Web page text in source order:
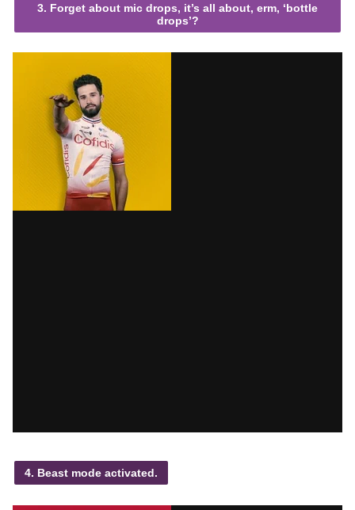
3. Forget about mic drops, it’s all about, erm, ‘bottle
drops’?
4. Beast mode activated.